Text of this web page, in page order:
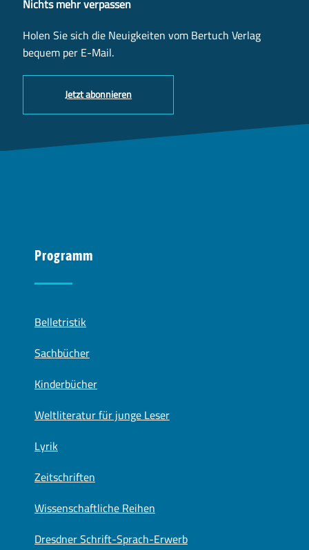
Nichts mehr verpassen
Holen Sie sich die Neuigkeiten vom Bertuch Verlag
bequem per E-Mail.
Jetzt abonnieren
Programm
Belletristik
Sachbücher
Kinderbücher
Weltliteratur für junge Leser
Lyrik
Zeitschriften
Wissenschaftliche Reihen
Dresdner Schrift-Sprach-Erwerb